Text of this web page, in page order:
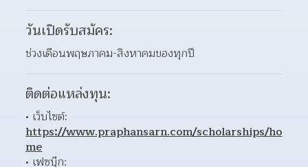
วันเปิดรับสมัคร:
ช่วงเดือนพฤษภาคม-สิงหาคมของทุกปี
ติดต่อแหล่งทุน:
https://www.praphansarn.com/scholarships/ho
me